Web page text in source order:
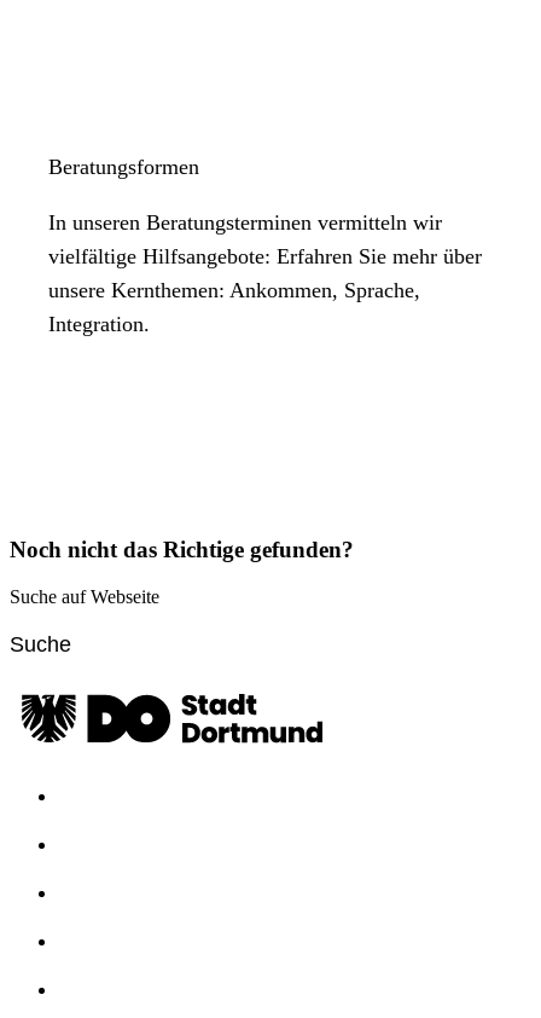
Beratungsformen
In unseren Beratungsterminen vermitteln wir
vielfältige Hilfsangebote: Erfahren Sie mehr über
unsere Kernthemen: Ankommen, Sprache,
Integration.
Noch nicht das Richtige gefunden?
Suche auf Webseite